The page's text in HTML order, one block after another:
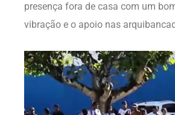
presença fora de casa com um
vibração e o apoio nas